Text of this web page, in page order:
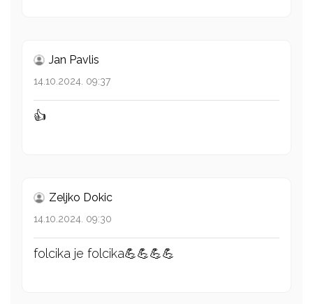
Jan Pavlis
14.10.2024. 09:37
👍
Zeljko Dokic
14.10.2024. 09:30
folcika je folcika💪💪💪💪